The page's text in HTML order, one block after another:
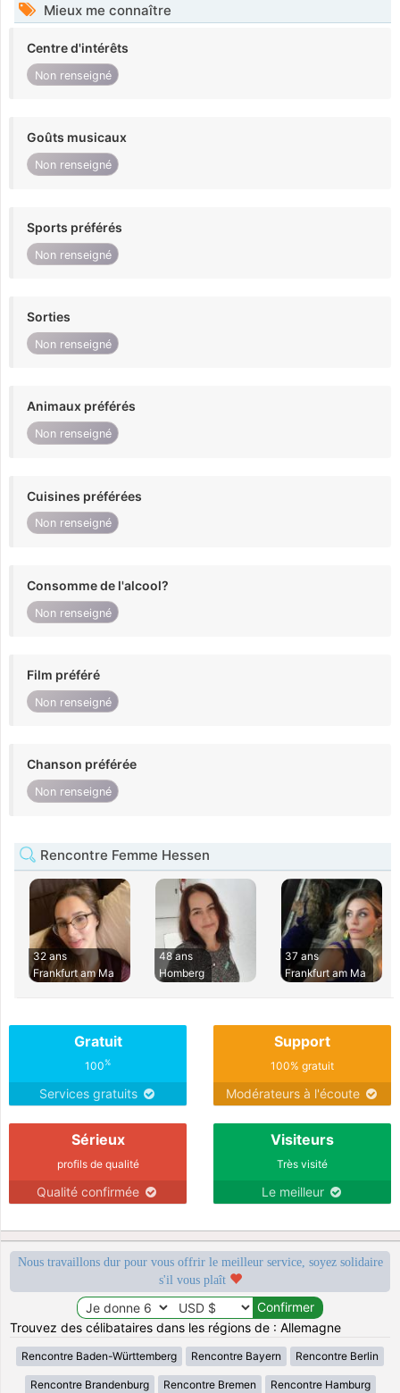
Mieux me connaître
Centre d'intérêts
Non renseigné
Goûts musicaux
Non renseigné
Sports préférés
Non renseigné
Sorties
Non renseigné
Animaux préférés
Non renseigné
Cuisines préférées
Non renseigné
Consomme de l'alcool?
Non renseigné
Film préféré
Non renseigné
Chanson préférée
Non renseigné
Rencontre Femme Hessen
32 ans
Frankfurt am Ma
48 ans
Homberg
37 ans
Frankfurt am Ma
Gratuit
100%
Services gratuits
Support
100% gratuit
Modérateurs à l'écoute
Sérieux
profils de qualité
Qualité confirmée
Visiteurs
Très visité
Le meilleur
Nous travaillons dur pour vous offrir le meilleur service, soyez solidaire
s'il vous plaît
Trouvez des célibataires dans les régions de : Allemagne
Rencontre Baden-Württemberg Rencontre Bayern Rencontre Berlin
Rencontre Brandenburg Rencontre Bremen Rencontre Hamburg